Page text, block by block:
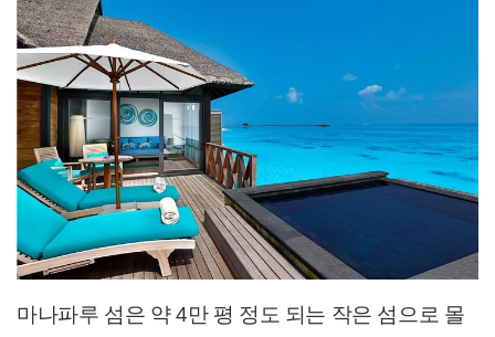
마나파루 섬은 약 4만 평 정도 되는 작은 섬으로 몰